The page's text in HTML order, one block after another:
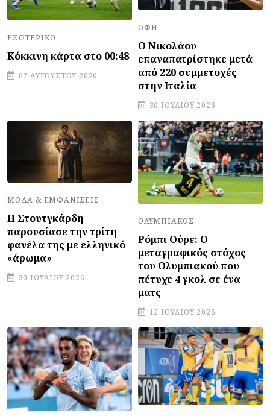
ΕΞΩΤΕΡΙΚΌ
Κόκκινη κάρτα στο 00:48
07 ΑΥΓΟΎΣΤΟΥ 2026
ΟΦΗ
Ο Νικολάου
επαναπατρίστηκε μετά
από 220 συμμετοχές
στην Ιταλία
30 ΙΟΥΛΊΟΥ 2026
ΜΌΔΑ & ΕΜΦΑΝΊΣΕΙΣ
Η Στουτγκάρδη
παρουσίασε την τρίτη
φανέλα της με ελληνικό
«άρωμα»
30 ΙΟΥΛΊΟΥ 2026
ΟΛΥΜΠΙΑΚΌΣ
Ρόμπι Ούρε: Ο
μεταγραφικός στόχος
του Ολυμπιακού που
πέτυχε 4 γκολ σε ένα
ματς
12 ΙΟΥΛΊΟΥ 2026